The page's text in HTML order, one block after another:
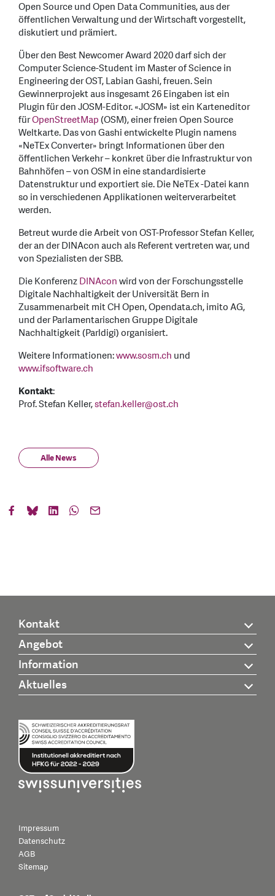
Open Source und Open Data Communities, aus der
öffentlichen Verwaltung und der Wirtschaft vorgestellt,
diskutiert und prämiert.
Über den Best Newcomer Award 2020 darf sich der
Computer Science-Student im Master of Science in
Engineering der OST, Labian Gashi, freuen. Sein
Gewinnerprojekt aus insgesamt 26 Eingaben ist ein
Plugin für den JOSM-Editor. «JOSM» ist ein Karteneditor
fürOpenStreetMap(OSM), einer freien Open Source
Weltkarte. Das von Gashi entwickelte Plugin namens
«NeTEx Converter» bringt Informationen über den
öffentlichen Verkehr – konkret über die Infrastruktur von
Bahnhöfen – von OSM in eine standardisierte
Datenstruktur und exportiert sie. Die NeTEx -Datei kann
so in verschiedenen Applikationen weiterverarbeitet
werden.
Betreut wurde die Arbeit von OST-Professor Stefan Keller,
der an der DINAcon auch als Referent vertreten war, und
von Spezialisten der SBB.
Die KonferenzDINAconwird von der Forschungsstelle
Digitale Nachhaltigkeit der Universität Bern in
Zusammenarbeit mit CH Open, Opendata.ch, imito AG,
und der Parlamentarischen Gruppe Digitale
Nachhaltigkeit (Parldigi) organisiert.
Weitere Informationen:www.sosm.ch und
www.ifsoftware.ch
Kontakt:
Prof. Stefan Keller,stefan.keller@ost.ch
Alle News
Kontakt
Angebot
Information
Aktuelles
Impressum
Datenschutz
AGB
Sitemap